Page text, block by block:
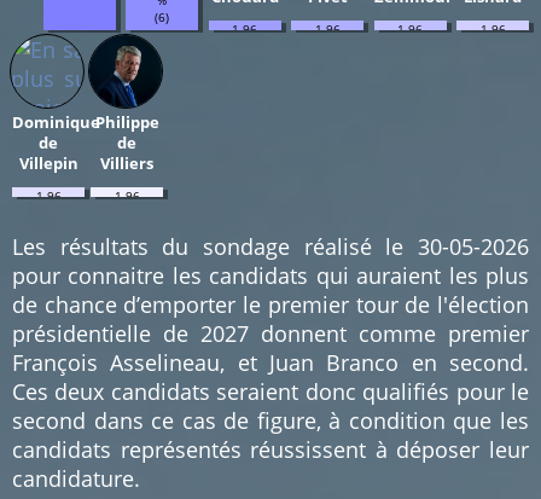
(6)
1.96
1.96
1.96
1.96
Dominique
de
Villepin
1.96
Philippe
de
Villiers
1.96
Les résultats du sondage réalisé le 30-05-2026
pour connaitre les candidats qui auraient les plus
de chance d’emporter le premier tour de l'élection
présidentielle de 2027 donnent comme premier
François Asselineau, et Juan Branco en second.
Ces deux candidats seraient donc qualifiés pour le
second dans ce cas de figure, à condition que les
candidats représentés réussissent à déposer leur
candidature.